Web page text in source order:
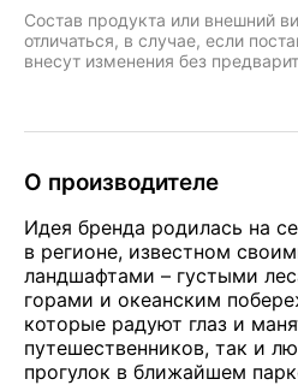
Состав продукта или внешний
отличаться, в случае, если
внесут изменения без
О производителе
Идея бренда родилась на
в регионе, известном
ландшафтами – густыми
горами и океанским
которые радуют глаз и
путешественников, так и
прогулок в ближайшем